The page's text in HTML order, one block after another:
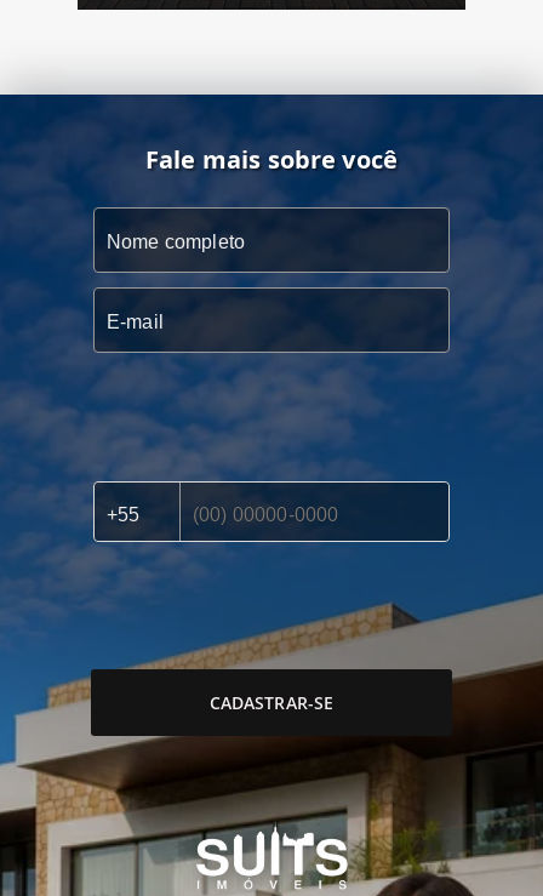
Fale mais sobre você
CADASTRAR-SE